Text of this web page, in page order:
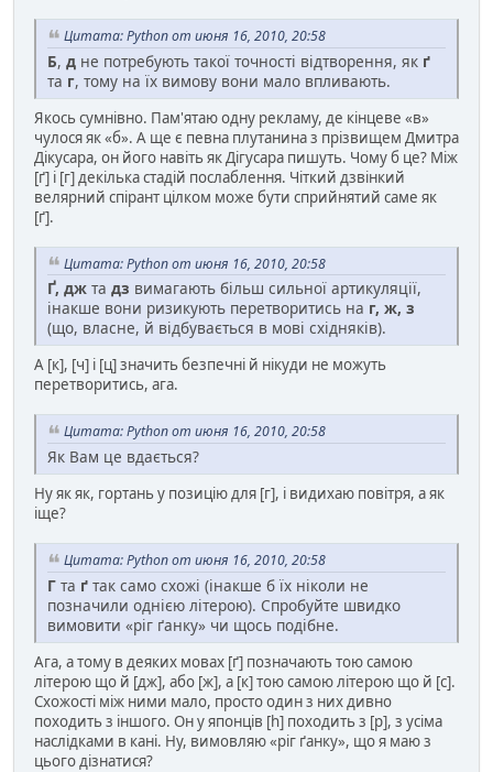
Цитата: Python от июня 16, 2010, 20:58
Б, д не потребують такої точності відтворення, як ґ
та г, тому на їх вимову вони мало впливають.
Якось сумнівно. Пам'ятаю одну рекламу, де кінцеве «в»
чулося як «б». А ще є певна плутанина з прізвищем Дмитра
Дікусара, он його навіть як Дігусара пишуть. Чому б це? Між
[ґ] і [г] декілька стадій послаблення. Чіткий дзвінкий
велярний спірант цілком може бути сприйнятий саме як
[ґ].
Цитата: Python от июня 16, 2010, 20:58
Ґ, дж та дз вимагають більш сильної артикуляції,
інакше вони ризикують перетворитись на г, ж, з
(що, власне, й відбувається в мові східняків).
А [к], [ч] і [ц] значить безпечні й нікуди не можуть
перетворитись, ага.
Цитата: Python от июня 16, 2010, 20:58
Як Вам це вдається?
Ну як як, гортань у позицію для [г], і видихаю повітря, а як
іще?
Цитата: Python от июня 16, 2010, 20:58
Г та ґ так само схожі (інакше б їх ніколи не
позначили однією літерою). Спробуйте швидко
вимовити «ріг ґанку» чи щось подібне.
Ага, а тому в деяких мовах [ґ] позначають тою самою
літерою що й [дж], або [ж], а [к] тою самою літерою що й [с].
Схожості між ними мало, просто один з них дивно
походить з іншого. Он у японців [h] походить з [p], з усіма
наслідками в кані. Ну, вимовляю «ріг ґанку», що я маю з
цього дізнатися?